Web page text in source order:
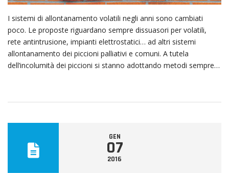
I sistemi di allontanamento volatili negli anni sono cambiati
poco. Le proposte riguardano sempre dissuasori per volatili,
rete antintrusione, impianti elettrostatici… ad altri sistemi
allontanamento dei piccioni palliativi e comuni. A tutela
dell’incolumità dei piccioni si stanno adottando metodi sempre…
GEN
07
2016